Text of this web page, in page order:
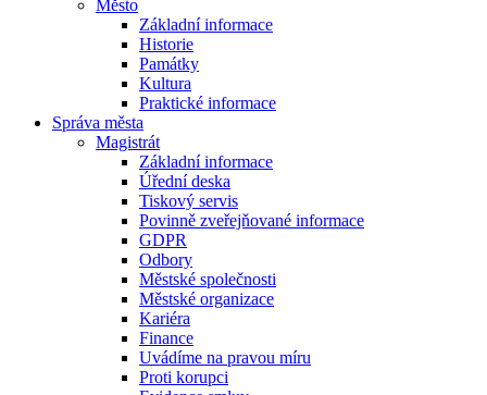
Město
Základní informace
Historie
Památky
Kultura
Praktické informace
Správa města
Magistrát
Základní informace
Úřední deska
Tiskový servis
Povinně zveřejňované informace
GDPR
Odbory
Městské společnosti
Městské organizace
Kariéra
Finance
Uvádíme na pravou míru
Proti korupci